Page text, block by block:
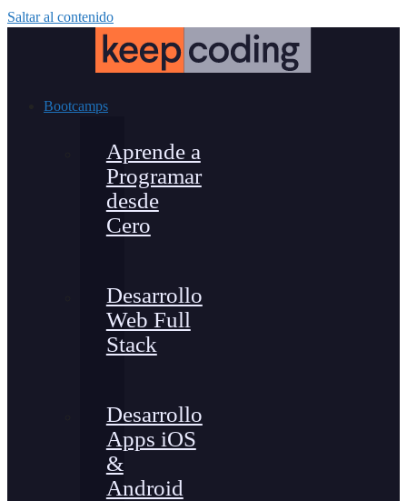
Saltar al contenido
Bootcamps
Aprende a
Programar
desde
Cero
Desarrollo
Web Full
Stack
Desarrollo
Apps iOS
&
Android